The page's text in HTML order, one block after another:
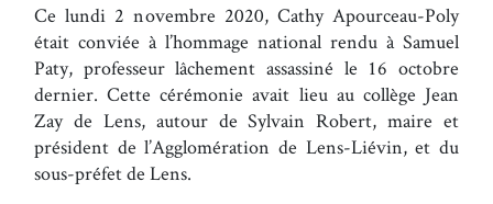
Ce lundi 2 novembre 2020, Cathy Apourceau-Poly
était conviée à l’hommage national rendu à Samuel
Paty, professeur lâchement assassiné le 16 octobre
dernier. Cette cérémonie avait lieu au collège Jean
Zay de Lens, autour de Sylvain Robert, maire et
président de l’Agglomération de Lens-Liévin, et du
sous-préfet de Lens.